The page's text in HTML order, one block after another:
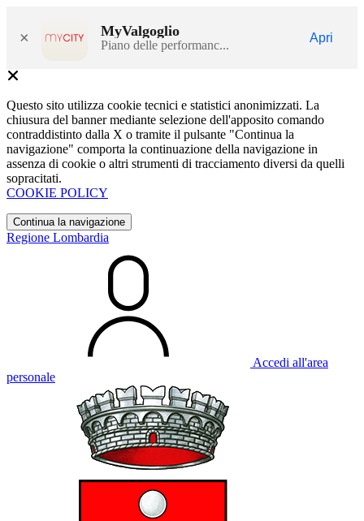
× MyValgoglio
Piano delle performanc...
Apri
Questo sito utilizza cookie tecnici e statistici anonimizzati. La
chiusura del banner mediante selezione dell'apposito comando
contraddistinto dalla X o tramite il pulsante "Continua la
navigazione" comporta la continuazione della navigazione in
assenza di cookie o altri strumenti di tracciamento diversi da quelli
sopracitati.
COOKIE POLICY
Continua la navigazione
Regione Lombardia
Accedi all'area
personale